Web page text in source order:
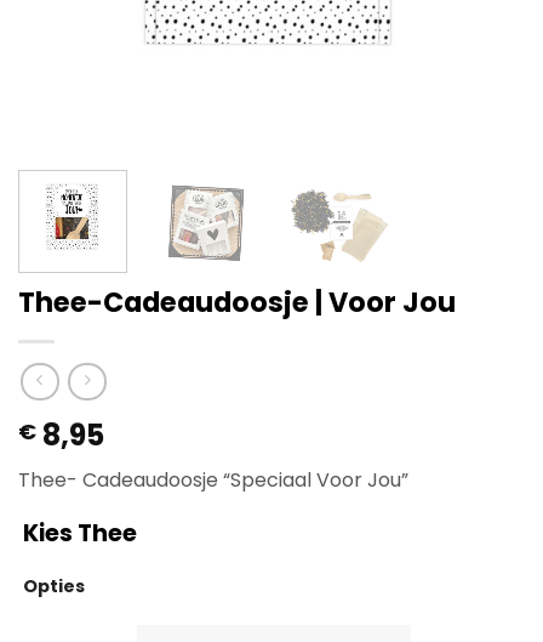
Thee-Cadeaudoosje | Voor Jou
€ 8,95
Thee- Cadeaudoosje “Speciaal Voor Jou”
Kies Thee
Opties